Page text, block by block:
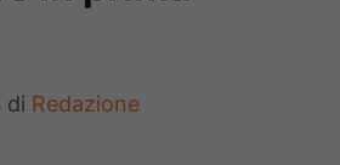
di Redazione